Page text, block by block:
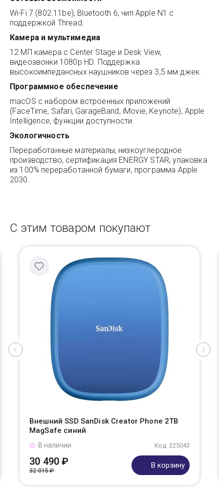
Wi-Fi 7 (802.11be), Bluetooth 6, чип Apple N1 с
поддержкой Thread.
Камера и мультимедиа
12 МП камера с Center Stage и Desk View,
видеозвонки 1080p HD. Поддержка
высокоимпедансных наушников через 3,5 мм джек.
Программное обеспечение
macOS с набором встроенных приложений
(FaceTime, Safari, GarageBand, iMovie, Keynote), Apple
Intelligence, функции доступности.
Экологичность
Переработанные материалы, низкоуглеродное
производство, сертификация ENERGY STAR, упаковка
из 100% переработанной бумаги, программа Apple
2030.
С этим товаром покупают
Внешний SSD SanDisk Creator Phone 2TB
MagSafe синий
Код: 225043
В наличии
30 490 ₽
32 015 ₽
В корзину